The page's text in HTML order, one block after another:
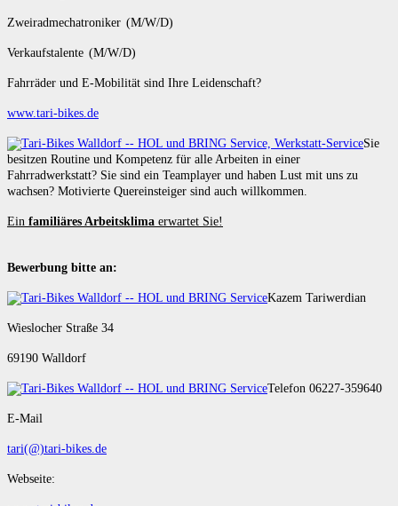
Zweiradmechatroniker (M/W/D)
Verkaufstalente (M/W/D)
Fahrräder und E-Mobilität sind Ihre Leidenschaft?
www.tari-bikes.de
Sie
besitzen Routine und Kompetenz für alle Arbeiten in einer
Fahrradwerkstatt? Sie sind ein Teamplayer und haben Lust mit uns zu
wachsen? Motivierte Quereinsteiger sind auch willkommen.
Ein familiäres Arbeitsklima erwartet Sie!
Bewerbung bitte an:
Kazem Tariwerdian
Wieslocher Straße 34
69190 Walldorf
Telefon 06227-359640
E-Mail
tari(@)tari-bikes.de
Webseite: